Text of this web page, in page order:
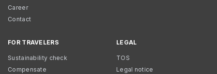
Career
Contact
FOR TRAVELERS
Sustainability check
Compensate
LEGAL
TOS
Legal notice